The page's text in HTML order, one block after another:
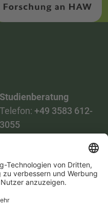
Studienberatung
Telefon: +49 3583 612-
3055
Mail:
stud.info(at)hszg.de